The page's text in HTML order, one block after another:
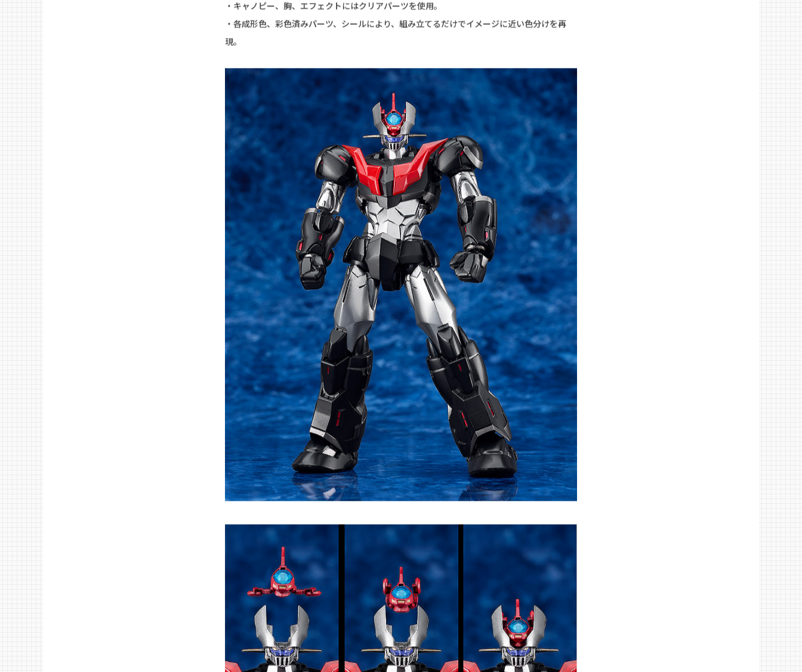
ホビージャパンウェブにて連載中のコミック『破獄のマジンガー』より、主役機「マジンガー
ZEST」がMODEROIDで最速プラモデル化！
・全高約145mm。各関節可動。
・ロケットパンチエフェクトが付属。
・差し替えによりアイアンカッターの展開を再現。
・ホバーパイルダーは差し替えなしでパイルダーオン可能。
・キャノピー、胸、エフェクトにはクリアパーツを使用。
・各成形色、彩色済みパーツ、シールにより、組み立てるだけでイメージに近い色分けを再
現。